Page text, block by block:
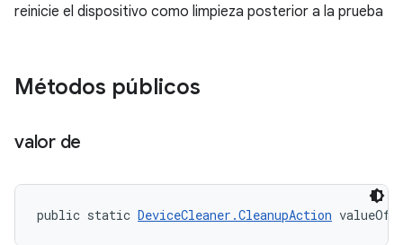
reinicie el dispositivo como limpieza posterior a la prueba
Métodos públicos
valor de
public static DeviceCleaner.CleanupAction valueOf